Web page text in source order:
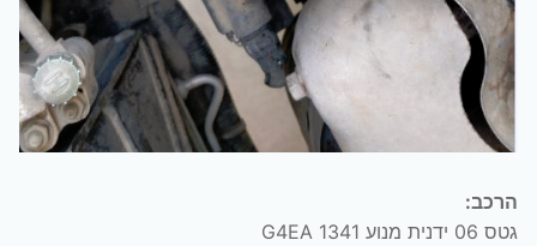
הרכב:
גטס 06 ידנית מנוע 1341 G4EA